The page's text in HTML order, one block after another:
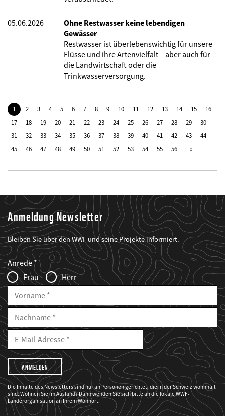
05.06.2026
Ohne Restwasser keine lebendigen
Gewässer
Restwasser ist überlebenswichtig für unsere
Flüsse und ihre Artenvielfalt – aber auch für
die Landwirtschaft oder die
Trinkwasserversorgung.
1 2 3 4 5 6 7 8 9 10 11 12 13 14 15
16
17
18 19 20 21 22 23 24 25 26 27 28 29
30
31
32 33 34 35 36 37 38 39 40 41 42 43
44
45
46 47 48 49 50 51 52 53 54 55 56
Anmeldung Newsletter
Bleiben Sie über den WWF und seine Projekte informiert.
Web2Case
Infofelder
Fieldset
anrede_name
Anrede
Frau
Herr
Vorname
Nachname
E-
Mailadresse
E-
Adresse
Ich
möchte,
dass
der
WWF
mich
über
seine
Projekte
informiert.
Die Inhalte des Newsletters sind nur an Personen gerichtet, die in der Schweiz wohnhaft
sind. Wohnen Sie im Ausland? Dann wenden Sie sich bitte an die lokale WWF-
Länderorganisation an Ihrem Wohnort.